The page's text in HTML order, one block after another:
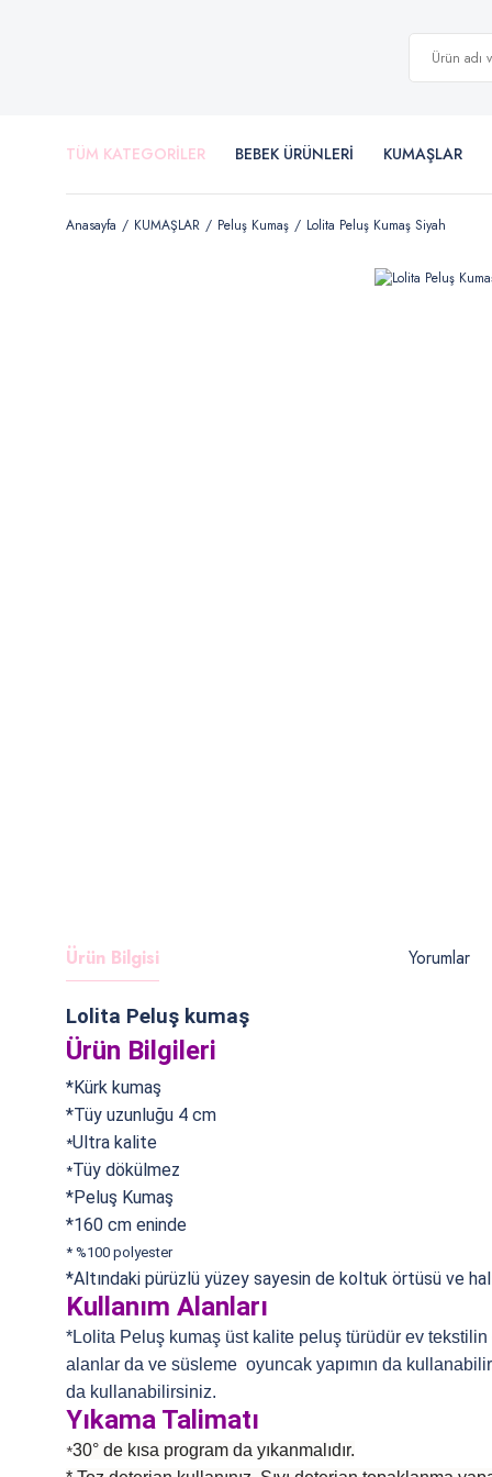
TÜM KATEGORİLER BEBEK ÜRÜNLERİ KUMAŞLAR
Anasayfa KUMAŞLAR Peluş Kumaş Lolita Peluş Kumaş Siyah
Ürün Bilgisi Yorumlar
Lolita Peluş kumaş
Ürün Bilgileri
*Kürk kumaş
*Tüy uzunluğu 4 cm
*Ultra kalite
*Tüy dökülmez
*Peluş Kumaş
*160 cm eninde
* %100 polyester
*Altındaki pürüzlü yüzey sayesin de koltuk örtüsü ve
Kullanım Alanları
*Lolita Peluş kumaş üst kalite peluş türüdür ev
alanlar da ve süsleme oyuncak yapımın da
da kullanabilirsiniz.
Yıkama Talimatı
*30° de kısa program da yıkanmalıdır.